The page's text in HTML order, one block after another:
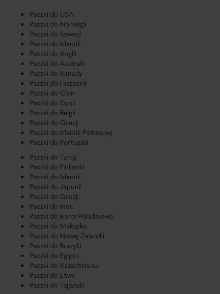
Paczki do USA
Paczki do Norwegii
Paczki do Szwecji
Paczki do Irlandii
Paczki do Anglii
Paczki do Australii
Paczki do Kanady
Paczki do Hiszpanii
Paczki do Chin
Paczki do Danii
Paczki do Belgii
Paczki do Grecji
Paczki do Irlandii Północnej
Paczki do Portugalii
Paczki do Turcji
Paczki do Finlandii
Paczki do Islandii
Paczki do Japonii
Paczki do Gruzji
Paczki do Indii
Paczki do Korei Południowej
Paczki do Meksyku
Paczki do Nowej Zelandii
Paczki do Brazylii
Paczki do Egiptu
Paczki do Kazachstanu
Paczki do Litwy
Paczki do Tajlandii